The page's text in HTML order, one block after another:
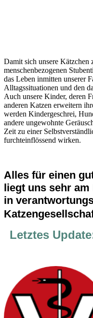
Damit sich unsere Kätzchen
menschenbezogenen
das Leben inmitten unserer
Alltagssituationen und den
Auch unsere Kinder, deren
anderen Katzen erweitern
werden Kindergeschrei,
andere ungewohnte
Zeit zu einer
furchteinflössend wirken.
Alles für einen
liegt uns sehr am
in
Letztes